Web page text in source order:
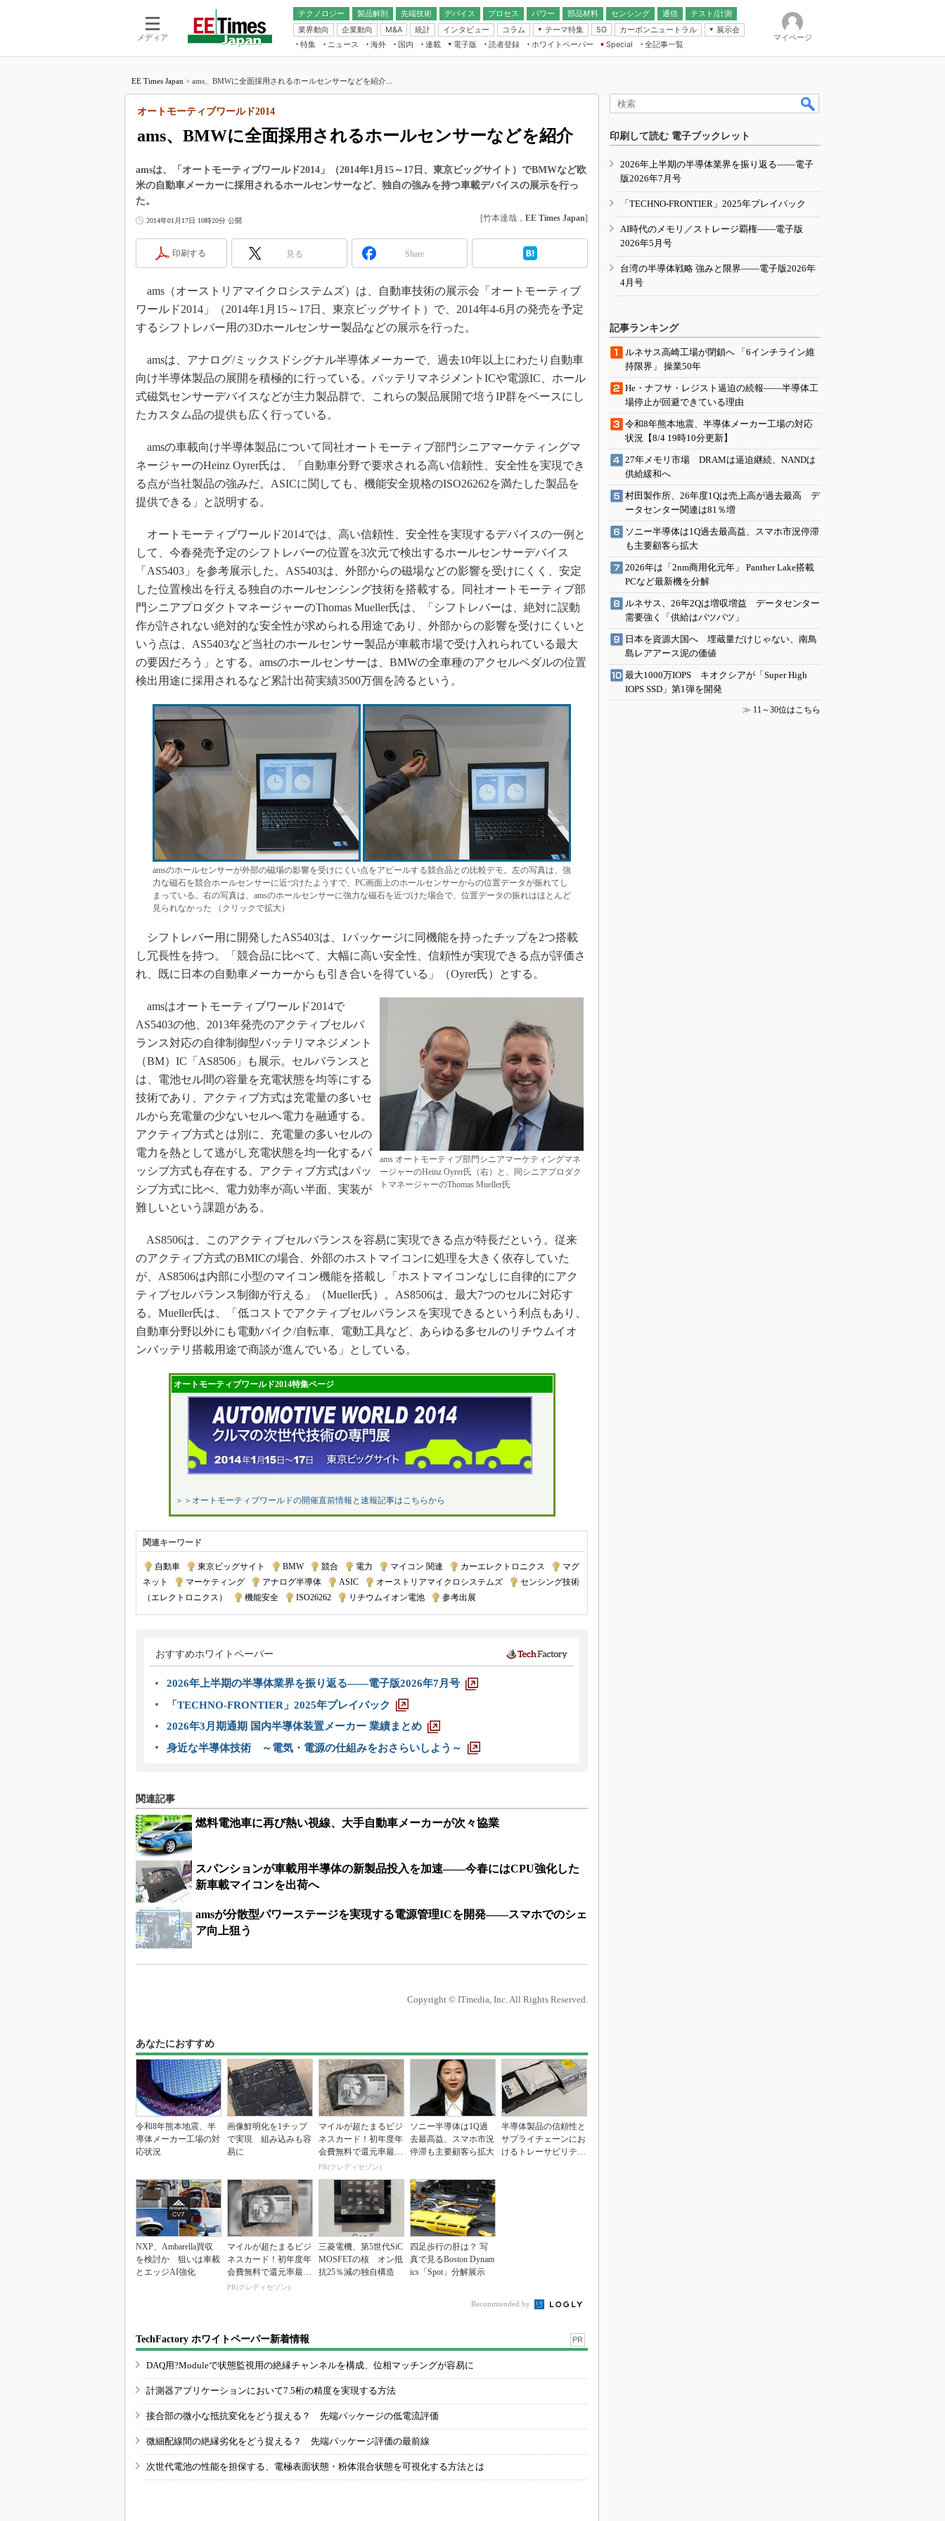
メディア
テクノロジー 製品解剖
先端技術
電池／エネルギー
デバイス
アナログ
マイコン
プロセス パワー 部品材料 センシング
通信
無線
テスト/計測
業界動向
企業動向 M&A 統計 インタビュー コラム
テーマ特集
フィジカルAI
読者調査（EE Times Research）
エレクトロニクス入門（EDN
5G カーボンニュートラル
展示会
IoT・エッジコンピューティング
EXPO
TECHNO-FRONTIER
人とくるま展
特集 ニュース 海外 国内
連載
福田昭のデバイス通信
大山聡の業界スコープ
リタイア直前エンジニアの社会人大
学漂流記
この10年で起こったこと、次の10年
製品分解で探るアジアの新トレンド
光伝送技術を知る
改革、執念の180日
イノベーションは日本を救うのか
JASA発IoT通信
IHSアナリスト「未来展望」
「英語に愛されないエンジニア」の
ための新行動論
電子版
電子ブックレット
読者登録 ホワイトペーパー
Special
全記事一覧
マイページ
EE Times Japan > ams、BMWに全面採用されるホールセンサーなどを紹介...
ams、BMWに全面採用されるホールセンサーなどを紹介
オートモーティブワールド2014
amsは、「オートモーティブワールド2014」（2014年1月15～17日、東京ビッグサイト）でBMWなど欧
米の自動車メーカーに採用されるホールセンサーなど、独自の強みを持つ車載デバイスの展示を行っ
た。
2014年01月17日 10時20分 公開 [竹本達哉， EE Times Japan]
印刷する 見る Share
ams（オーストリアマイクロシステムズ）は、自動車技術の展示会「オートモーティブ
ワールド2014」（2014年1月15～17日、東京ビッグサイト）で、2014年4-6月の発売を予定
するシフトレバー用の3Dホールセンサー製品などの展示を行った。
amsは、アナログ/ミックスドシグナル半導体メーカーで、過去10年以上にわたり自動車
向け半導体製品の展開を積極的に行っている。バッテリマネジメントICや電源IC、ホール
式磁気センサーデバイスなどが主力製品群で、これらの製品展開で培うIP群をベースにし
たカスタム品の提供も広く行っている。
amsの車載向け半導体製品について同社オートモーティブ部門シニアマーケティングマ
ネージャーのHeinz Oyrer氏は、「自動車分野で要求される高い信頼性、安全性を実現でき
る点が当社製品の強みだ。ASICに関しても、機能安全規格のISO26262を満たした製品を
提供できる」と説明する。
オートモーティブワールド2014では、高い信頼性、安全性を実現するデバイスの一例と
して、今春発売予定のシフトレバーの位置を3次元で検出するホールセンサーデバイス
「AS5403」を参考展示した。AS5403は、外部からの磁場などの影響を受けにくく、安定
した位置検出を行える独自のホールセンシング技術を搭載する。同社オートモーティブ部
門シニアプロダクトマネージャーのThomas Mueller氏は、「シフトレバーは、絶対に誤動
作が許されない絶対的な安全性が求められる用途であり、外部からの影響を受けにくいと
いう点は、AS5403など当社のホールセンサー製品が車載市場で受け入れられている最大
の要因だろう」とする。amsのホールセンサーは、BMWの全車種のアクセルペダルの位置
検出用途に採用されるなど累計出荷実績3500万個を誇るという。
amsのホールセンサーが外部の磁場の影響を受けにくい点をアピールする競合品との比較デモ。左の写真は、強
力な磁石を競合ホールセンサーに近づけたようすで、PC画面上のホールセンサーからの位置データが振れてし
まっている。右の写真は、amsのホールセンサーに強力な磁石を近づけた場合で、位置データの振れはほとんど
見られなかった （クリックで拡大）
シフトレバー用に開発したAS5403は、1パッケージに同機能を持ったチップを2つ搭載
し冗長性を持つ。「競合品に比べて、大幅に高い安全性、信頼性が実現できる点が評価さ
れ、既に日本の自動車メーカーからも引き合いを得ている」（Oyrer氏）とする。
ams オートモーティブ部門シニアマーケティングマネ
ージャーのHeinz Oyrer氏（右）と、同シニアプロダク
トマネージャーのThomas Mueller氏
amsはオートモーティブワールド2014で
AS5403の他、2013年発売のアクティブセルバ
ランス対応の自律制御型バッテリマネジメント
（BM）IC「AS8506」も展示。セルバランスと
は、電池セル間の容量を充電状態を均等にする
技術であり、アクティブ方式は充電量の多いセ
ルから充電量の少ないセルへ電力を融通する。
アクティブ方式とは別に、充電量の多いセルの
電力を熱として逃がし充電状態を均一化するパ
ッシブ方式も存在する。アクティブ方式はパッ
シブ方式に比べ、電力効率が高い半面、実装が
難しいという課題がある。
AS8506は、このアクティブセルバランスを容易に実現できる点が特長だという。従来
のアクティブ方式のBMICの場合、外部のホストマイコンに処理を大きく依存していた
が、AS8506は内部に小型のマイコン機能を搭載し「ホストマイコンなしに自律的にアク
ティブセルバランス制御が行える」（Mueller氏）。AS8506は、最大7つのセルに対応す
る。Mueller氏は、「低コストでアクティブセルバランスを実現できるという利点もあり、
自動車分野以外にも電動バイク/自転車、電動工具など、あらゆる多セルのリチウムイオ
ンバッテリ搭載用途で商談が進んでいる」としている。
オートモーティブワールド2014特集ページ
＞＞オートモーティブワールドの開催直前情報と速報記事はこちらから
関連キーワード
自動車 東京ビッグサイト BMW| 競合 電力 マイコン 関連 カーエレクトロニクス
マグ
ネット
マーケティング アナログ半導体 ASIC オーストリアマイクロシステムズ
センシング技術
（エレクトロニクス）
機能安全 ISO26262 リチウムイオン電池 参考出展
おすすめホワイトペーパー
2026年上半期の半導体業界を振り返る――電子版2026年7月号
「TECHNO-FRONTIER」2025年プレイバック
2026年3月期通期 国内半導体装置メーカー 業績まとめ
身近な半導体技術 ～電気・電源の仕組みをおさらいしよう～
関連記事
燃料電池車に再び熱い視線、大手自動車メーカーが次々協業
スパンションが車載用半導体の新製品投入を加速――今春にはCPU強化した
新車載マイコンを出荷へ
amsが分散型パワーステージを実現する電源管理ICを開発――スマホでのシェ
ア向上狙う
Copyright © ITmedia, Inc. All Rights Reserved.
あなたにおすすめ
令和8年熊本地震、半
導体メーカー工場の対
応状況
画像鮮明化を1チップ
で実現 組み込みも容
易に
マイルが超たまるビジ
ネスカード！初年度年
会費無料で還元率最大
1.125%
PR(クレディセゾン)
ソニー半導体は1Q過
去最高益、スマホ市況
停滞も主要顧客ら拡大
半導体製品の信頼性と
サプライチェーンにお
けるトレーサビリティ
NXP、Ambarella買収
を検討か 狙いは車載
とエッジAI強化
マイルが超たまるビジ
ネスカード！初年度年
会費無料で還元率最大
1.125%
PR(クレディセゾン)
三菱電機、第5世代SiC
MOSFETの核 オン抵
抗25％減の独自構造
四足歩行の肝は？ 写
真で見るBoston Dynam
ics「Spot」分解展示
Recommended by
TechFactory ホワイトペーパー新着情報 PR
DAQ用?Moduleで状態監視用の絶縁チャンネルを構成、位相マッチングが容易に
計測器アプリケーションにおいて7.5桁の精度を実現する方法
接合部の微小な抵抗変化をどう捉える？ 先端パッケージの低電流評価
微細配線間の絶縁劣化をどう捉える？ 先端パッケージ評価の最前線
次世代電池の性能を担保する、電極表面状態・粉体混合状態を可視化する方法とは
印刷して読む 電子ブックレット
2026年上半期の半導体業界を振り返る――電子
版2026年7月号
「TECHNO-FRONTIER」2025年プレイバック
AI時代のメモリ／ストレージ覇権――電子版
2026年5月号
台湾の半導体戦略 強みと限界――電子版2026年
4月号
記事ランキング
ルネサス高崎工場が閉鎖へ 「6インチライン維
持限界」 操業50年
He・ナフサ・レジスト逼迫の続報――半導体工
場停止が回避できている理由
令和8年熊本地震、半導体メーカー工場の対応
状況【8/4 19時10分更新】
27年メモリ市場 DRAMは逼迫継続、NANDは
供給緩和へ
村田製作所、26年度1Qは売上高が過去最高 デ
ータセンター関連は81％増
ソニー半導体は1Q過去最高益、スマホ市況停滞
も主要顧客ら拡大
2026年は「2nm商用化元年」 Panther Lake搭載
PCなど最新機を分解
ルネサス、26年2Qは増収増益 データセンター
需要強く「供給はパツパツ」
日本を資源大国へ 埋蔵量だけじゃない、南鳥
島レアアース泥の価値
最大1000万IOPS キオクシアが「Super High
IOPS SSD」第1弾を開発
≫ 11～30位はこちら